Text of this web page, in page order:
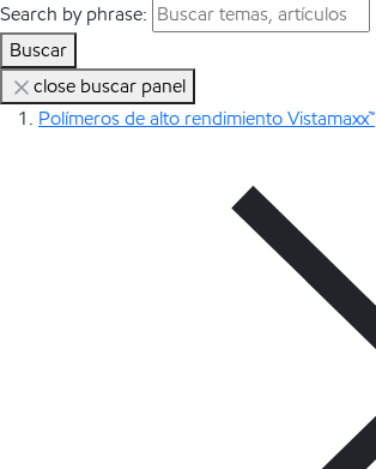
Search by phrase:
Buscar
close buscar panel
Polímeros de alto rendimiento Vistamaxx™